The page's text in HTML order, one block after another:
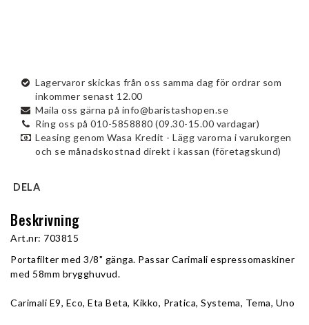
Lagervaror skickas från oss samma dag för ordrar som
inkommer senast 12.00
Maila oss gärna på info@baristashopen.se
Ring oss på 010-5858880 (09.30-15.00 vardagar)
Leasing genom Wasa Kredit - Lägg varorna i varukorgen
och se månadskostnad direkt i kassan (företagskund)
DELA
Beskrivning
Art.nr: 703815
Portafilter med 3/8" gänga. Passar Carimali espressomaskiner
med 58mm brygghuvud.
Carimali E9, Eco, Eta Beta, Kikko, Pratica, Systema, Tema, Uno